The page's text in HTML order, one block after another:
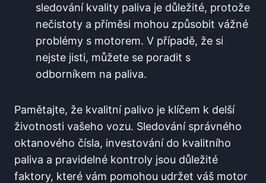
sledování kvality paliva je důležité, protože
nečistoty a příměsi ‌mohou způsobit vážné
problémy s ‌motorem. V‌ případě, že si
nejste jisti, můžete⁢ se poradit s
odborníkem⁣ na paliva.
Pamětajte, že kvalitní palivo je klíčem ‍k​ delší
životnosti vašeho vozu. Sledování správného
oktanového čísla, investování do kvalitního
paliva a pravidelné kontroly jsou⁣ důležité
faktory, které vám ​pomohou udržet váš motor